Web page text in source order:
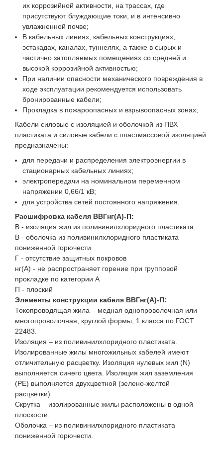
их коррозийной активности, на трассах, где
присутствуют блуждающие токи, и в интенсивно
увлажненной почве;
В кабельных линиях, кабельных конструкциях,
эстакадах, каналах, туннелях, а также в сырых и
частично затопляемых помещениях со средней и
высокой коррозийной активностью;
При наличии опасности механического повреждения в
ходе эксплуатации рекомендуется использовать
бронированные кабели;
Прокладка в пожароопасных и взрывоопасных зонах;
Кабели силовые с изоляцией и оболочкой из ПВХ
пластиката и силовые кабели с пластмассовой изоляцией
предназначены:
для передачи и распределения электроэнергии в
стационарных кабельных линиях;
электропередачи на номинальном переменном
напряжении 0,66/1 кВ;
для устройства сетей постоянного напряжения.
Расшифровка кабеля ВВГнг(A)-П:
В - изоляция жил из поливинилхлоридного пластиката
В - оболочка из поливинилхлоридного пластиката
пониженной горючести
Г - отсутствие защитных покровов
нг(А) - не распространяет горение при групповой
прокладке по категории А
П - плоский
Элементы конструкции кабеля ВВГнг(A)-П:
Токопроводящая жила – медная однопроволочная или
многопроволочная, круглой формы, 1 класса по ГОСТ
22483.
Изоляция – из поливинилхлоридного пластиката.
Изолированные жилы многожильных кабелей имеют
отличительную расцветку. Изоляция нулевых жил (N)
выполняется синего цвета. Изоляция жил заземления
(PE) выполняется двухцветной (зелено-желтой
расцветки).
Скрутка – изолированные жилы расположены в одной
плоскости.
Оболочка – из поливинилхлоридного пластиката
пониженной горючести.